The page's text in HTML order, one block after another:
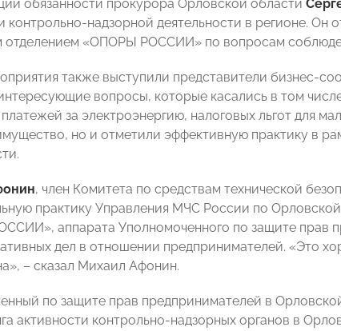
обязанности прокурора Орловской области
контрольно-надзорной деятельности в регионе. Он
отделением «ОПОРЫ РОССИИ» по вопросам
также выступили представители бизнес-
вопросы, которые касались в том
за электроэнергию, налоговых льгот для
но и отметили эффективную практику в
, член Комитета по средствам технической
практику Управления МЧС России по
аппарата Уполномоченного по защите прав
дел в отношении предпринимателей. «Это
– сказал Михаил Афонин.
по защите прав предпринимателей в
активности контрольно-надзорных органов в